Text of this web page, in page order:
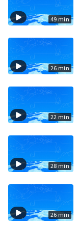
49 min
26 min
22 min
28 min
26 min